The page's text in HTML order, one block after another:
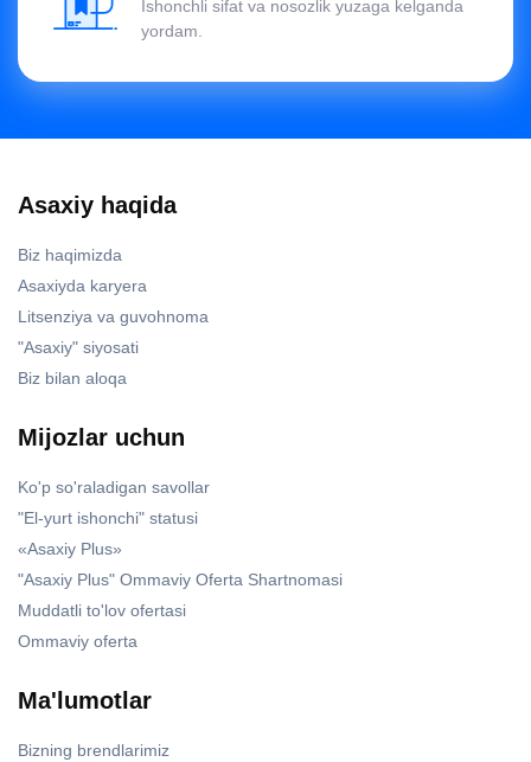
Ishonchli sifat va nosozlik yuzaga kelganda
yordam.
Asaxiy haqida
Biz haqimizda
Asaxiyda karyera
Litsenziya va guvohnoma
"Asaxiy" siyosati
Biz bilan aloqa
Mijozlar uchun
Ko'p so'raladigan savollar
"El-yurt ishonchi" statusi
«Asaxiy Plus»
"Asaxiy Plus" Ommaviy Oferta Shartnomasi
Muddatli to'lov ofertasi
Ommaviy oferta
Ma'lumotlar
Bizning brendlarimiz